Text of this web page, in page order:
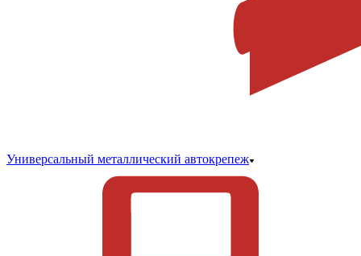
Универсальный металлический автокрепеж